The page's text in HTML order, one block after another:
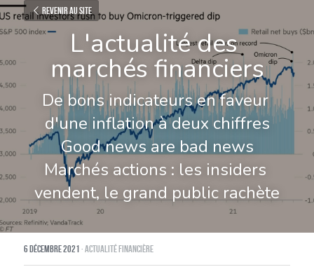
Revenir au site
L'actualité des
marchés financiers
De bons indicateurs en faveur
d'une inflation à deux chiffres
Good news are bad news
Marchés actions : les insiders
vendent, le grand public rachète
6 décembre 2021·Actualité financière